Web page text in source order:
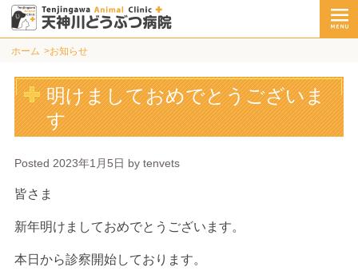
ホーム お知らせ
明けましておめでとうございま
す
Posted 2023年1月5日 by tenvets
皆さま
新年明けましておめでとうございます。
本日から診察開始しております。